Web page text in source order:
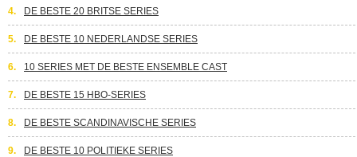
4. DE BESTE 20 BRITSE SERIES
5. DE BESTE 10 NEDERLANDSE SERIES
6. 10 SERIES MET DE BESTE ENSEMBLE CAST
7. DE BESTE 15 HBO-SERIES
8. DE BESTE SCANDINAVISCHE SERIES
9. DE BESTE 10 POLITIEKE SERIES